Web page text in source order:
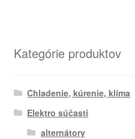
Kategórie produktov
Chladenie, kúrenie, klíma
Elektro súčasti
alternátory